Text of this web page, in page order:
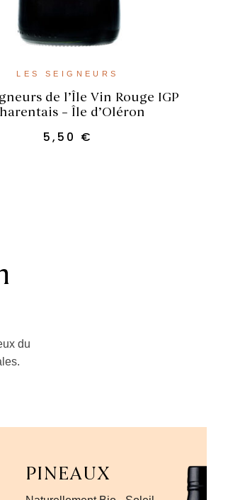
AJOUTER AU PANIER
LES SEIGNEURS
de l’Île Vin Rouge IGP
– Île d’Oléron
5,50 €
du
PINEAUX